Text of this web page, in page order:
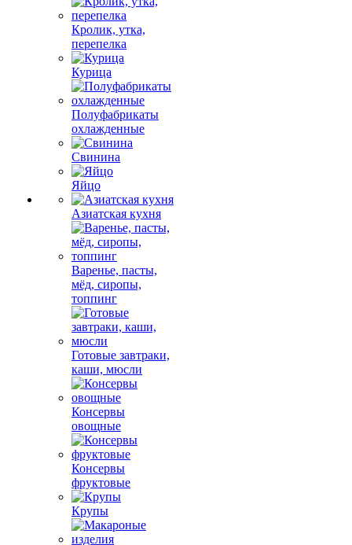
Кролик, утка,
перепелка
Курица
Полуфабрикаты
охлажденные
Свинина
Яйцо
Азиатская кухня
Варенье, пасты,
мёд, сиропы,
топпинг
Готовые завтраки,
каши, мюсли
Консервы
овощные
Консервы
фруктовые
Крупы